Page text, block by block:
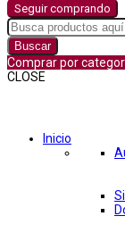
Seguir comprando
Buscar
Comprar por
CLOSE
Inicio